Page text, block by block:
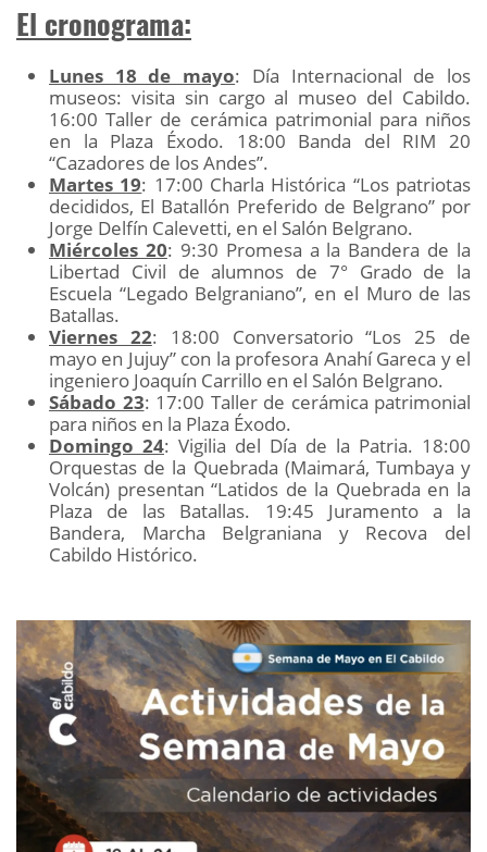
El cronograma:
Lunes 18 de mayo: Día Internacional de los
museos: visita sin cargo al museo del Cabildo.
16:00 Taller de cerámica patrimonial para niños
en la Plaza Éxodo. 18:00 Banda del RIM 20
“Cazadores de los Andes”.
Martes 19: 17:00 Charla Histórica “Los patriotas
decididos, El Batallón Preferido de Belgrano” por
Jorge Delfín Calevetti, en el Salón Belgrano.
Miércoles 20: 9:30 Promesa a la Bandera de la
Libertad Civil de alumnos de 7° Grado de la
Escuela “Legado Belgraniano”, en el Muro de las
Batallas.
Viernes 22: 18:00 Conversatorio “Los 25 de
mayo en Jujuy” con la profesora Anahí Gareca y el
ingeniero Joaquín Carrillo en el Salón Belgrano.
Sábado 23: 17:00 Taller de cerámica patrimonial
para niños en la Plaza Éxodo.
Domingo 24: Vigilia del Día de la Patria. 18:00
Orquestas de la Quebrada (Maimará, Tumbaya y
Volcán) presentan “Latidos de la Quebrada en la
Plaza de las Batallas. 19:45 Juramento a la
Bandera, Marcha Belgraniana y Recova del
Cabildo Histórico.